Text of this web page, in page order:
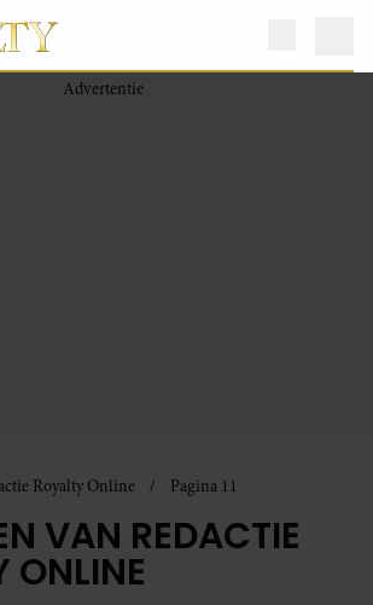
Royalty Online Pagina 11
VAN REDACTIE
ONLINE